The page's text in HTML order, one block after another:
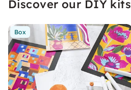
Discover our DIY kits
Box